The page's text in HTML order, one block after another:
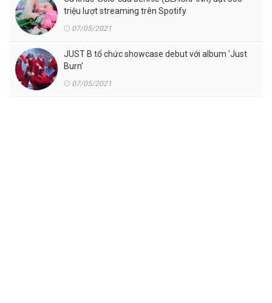
triệu lượt streaming trên Spotify
07/05/2021
JUST B tổ chức showcase debut với album 'Just
Burn'
07/05/2021